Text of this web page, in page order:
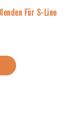
Für S-Line